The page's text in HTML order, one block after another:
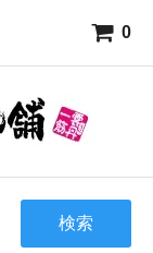
0
検索